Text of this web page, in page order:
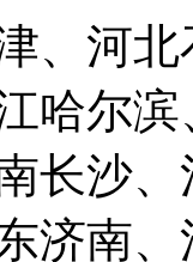
、河
哈尔
长沙
济南